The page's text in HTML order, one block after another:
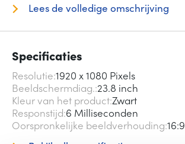
Lees de volledige omschrijving
Specificaties
Resolutie 1920 x 1080 Pixels
Beeldschermdiag. 23.8 inch
Kleur van het productZwart
Responstijd 6 Milliseconden
Oorspronkelijke beeldverhouding 16:9